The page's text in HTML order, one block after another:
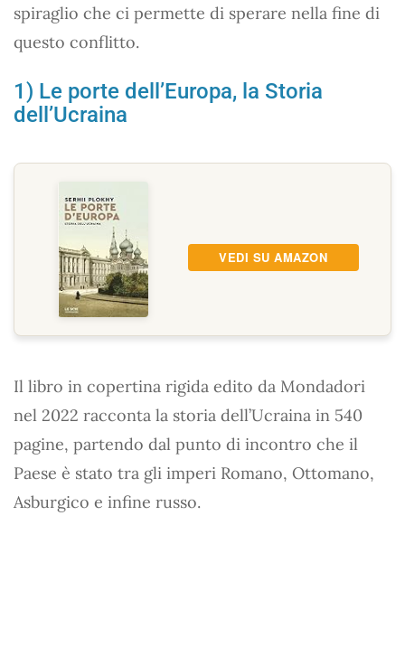
spiraglio che ci permette di sperare nella fine di
questo conflitto.
1) Le porte dell’Europa, la Storia
dell’Ucraina
VEDI SU AMAZON
Il libro in copertina rigida edito da Mondadori
nel 2022 racconta la storia dell’Ucraina in 540
pagine, partendo dal punto di incontro che il
Paese è stato tra gli imperi Romano, Ottomano,
Asburgico e infine russo.